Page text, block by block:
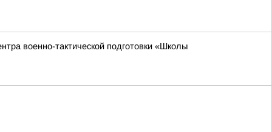
военно-тактической подготовки «Школы